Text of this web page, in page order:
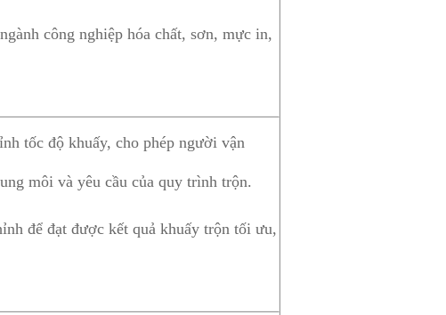
công nghiệp hóa chất, sơn, mực in,
tốc độ khuấy, cho phép người vận
môi và yêu cầu của quy trình trộn.
để đạt được kết quả khuấy trộn tối ưu,